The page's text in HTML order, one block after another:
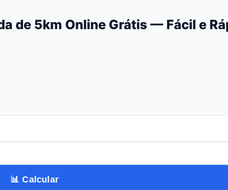
de 5km Online Grátis — Fácil e
📊 Calcular